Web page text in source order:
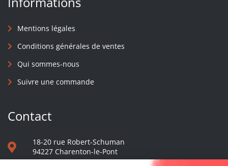
Mentions légales
Conditions générales de ventes
Qui sommes-nous
Suivre une commande
Contact
18-20 rue Robert-Schuman
94227 Charenton-le-Pont